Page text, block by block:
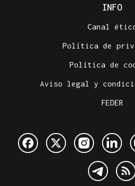
INFO
Canal
Política de
Política de
Aviso legal y
FEDER